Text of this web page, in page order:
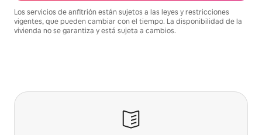
Los servicios de anfitrión están sujetos a las leyes y restricciones
vigentes, que pueden cambiar con el tiempo. La disponibilidad de la
vivienda no se garantiza y está sujeta a cambios.